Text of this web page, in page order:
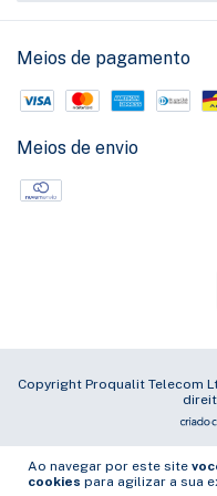
Ao navegar por este site
cookies para agilizar a sua
Meios de pagamento
Meios de envio
Copyright Proqualit Telecom